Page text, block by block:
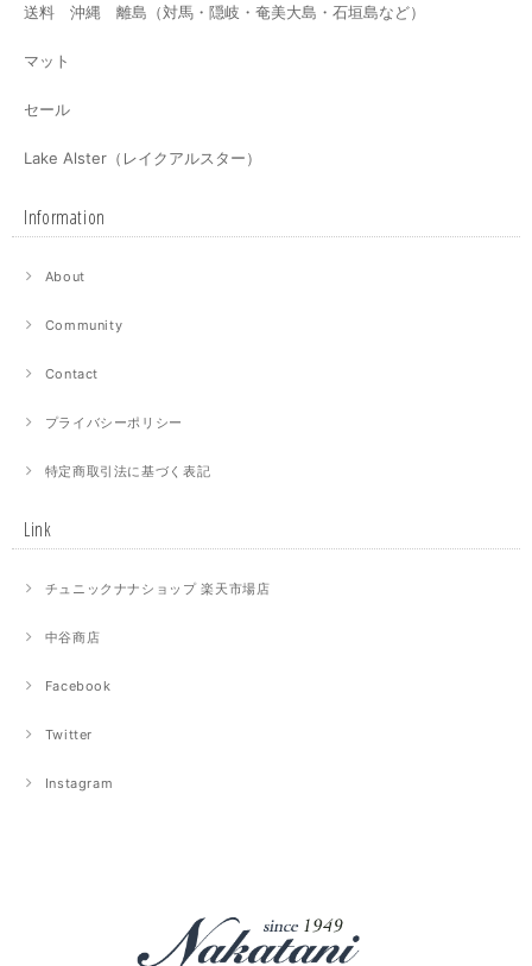
送料 沖縄 離島（対馬・隠岐・奄美大島・石垣島など）
マット
セール
Lake Alster（レイクアルスター）
Information
About
Community
Contact
プライバシーポリシー
特定商取引法に基づく表記
Link
チュニックナナショップ 楽天市場店
中谷商店
Facebook
Twitter
Instagram